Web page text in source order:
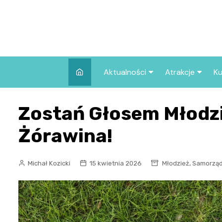
Aktualności
Wszystkie wpisy
Atrakcje
we Wrocławiu
Zostań Głosem
Żórawina!
Michał Kozicki 15 kwietnia 2026 Młodzież, Samorząd